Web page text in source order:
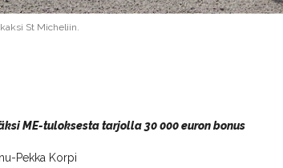
St Micheliin.
ME-tuloksesta tarjolla 30 000 euron bonus
Pekka Korpi